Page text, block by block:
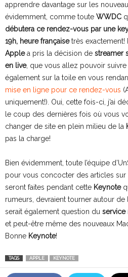
apprendre davantage sur les
évidemment, comme toute WWDC
débutera ce rendez-vous par une
19h, heure françaisetrès exactement!
Applea pris la décision de streamer
en live, que vous allez pouvoir suivre
également sur la toile en vous
mise en ligne pour ce rendez-vous
uniquement!). Oui, cette fois-ci, j’ai
le coup des dernières fois où vous
changer de site en plein milieu de la
pas la charge!
Bien évidemment, toute l’équipe
pour vous concocter des articles
seront faites pendant cette Keynote
rumeurs, devraient tourner autour de
serait également question du service
et peut-être même des nouveaux
Bonne Keynote!
TAGS APPLE KEYNOTE